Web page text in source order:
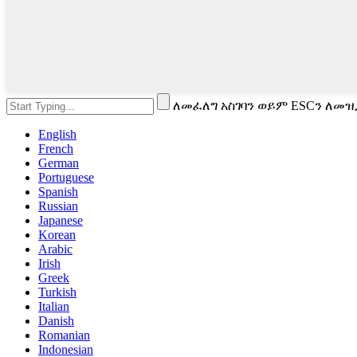
ለመፈለግ አስገባን ወይም ESCን
English
French
German
Portuguese
Spanish
Russian
Japanese
Korean
Arabic
Irish
Greek
Turkish
Italian
Danish
Romanian
Indonesian